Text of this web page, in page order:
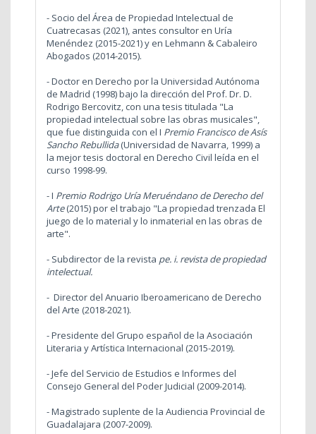
- Socio del Área de Propiedad Intelectual de
Cuatrecasas (2021), antes consultor en Uría
Menéndez (2015-2021) y en Lehmann & Cabaleiro
Abogados (2014-2015).
- Doctor en Derecho por la Universidad Autónoma
de Madrid (1998) bajo la dirección del Prof. Dr. D.
Rodrigo Bercovitz, con una tesis titulada "La
propiedad intelectual sobre las obras musicales",
que fue distinguida con el I Premio Francisco de Asís
Sancho Rebullida(Universidad de Navarra, 1999) a
la mejor tesis doctoral en Derecho Civil leída en el
curso 1998-99.
- I Premio Rodrigo Uría Meruéndano de Derecho del
Arte(2015) por el trabajo "La propiedad trenzada El
juego de lo material y lo inmaterial en las obras de
arte".
- Subdirector de la revista pe. i. revista de propiedad
intelectual.
- Director del Anuario Iberoamericano de Derecho
del Arte (2018-2021).
- Presidente del Grupo español de la Asociación
Literaria y Artística Internacional (2015-2019).
- Jefe del Servicio de Estudios e Informes del
Consejo General del Poder Judicial (2009-2014).
- Magistrado suplente de la Audiencia Provincial de
Guadalajara (2007-2009).